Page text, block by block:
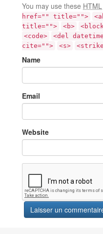
You may use these HTML
href="" title="">
title="">
<b>
<code>
<del
cite="">
<s>
Name
Email
Website